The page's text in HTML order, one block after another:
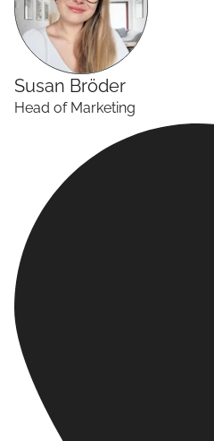
Susan Bröder
Head of Marketing